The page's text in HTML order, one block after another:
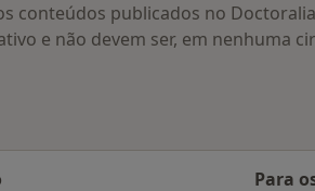
conteúdos publicados no
e não devem ser, em nenhuma
Para